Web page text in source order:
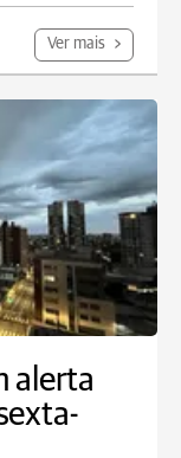
Ver mais
alerta